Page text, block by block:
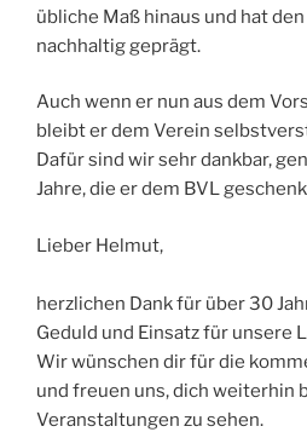
übliche Maß hinaus und hat
nachhaltig geprägt.
Auch wenn er nun aus dem
bleibt er dem Verein
Dafür sind wir sehr dankbar,
Jahre, die er dem BVL
Lieber Helmut,
herzlichen Dank für über 30
Geduld und Einsatz für unsere
Wir wünschen dir für die
und freuen uns, dich weiterhin
Veranstaltungen zu sehen.